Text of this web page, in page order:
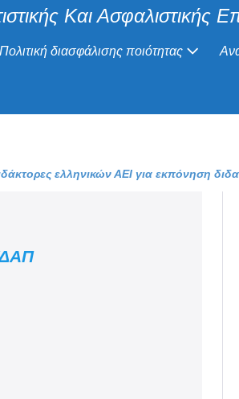
Και Ασφαλιστικής
Πολιτική διασφάλισης ποιότητας
ελληνικών ΑΕΙ για εκπόνηση